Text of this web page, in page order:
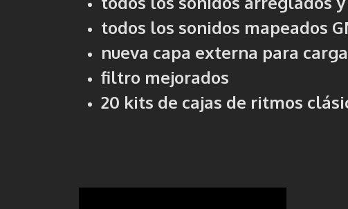
todos los sonidos mapeados
nueva capa externa para
filtro mejorados
20 kits de cajas de ritmos